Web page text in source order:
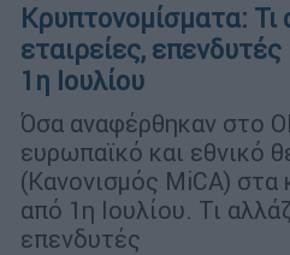
Κρυπτονομίσματα: Τι
εταιρείες,
1η Ιουλίου
Όσα αναφέρθηκαν στο
ευρωπαϊκό και εθνικό
(Κανονισμός MiCA) στα
από 1η Ιουλίου. Τι
επενδυτές